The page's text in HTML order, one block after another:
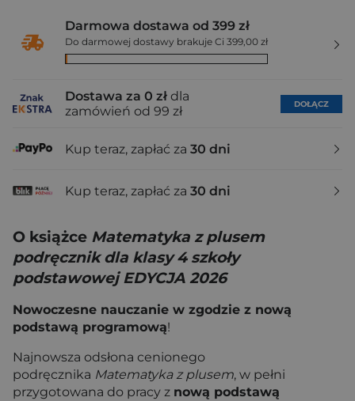
Darmowa dostawa od 399 zł
Do darmowej dostawy brakuje Ci 399,00 zł
Dostawa za 0 zł dla
zamówień od 99 zł
DOŁĄCZ
Kup teraz, zapłać za 30 dni
Kup teraz, zapłać za 30 dni
O książce Matematyka z plusem
podręcznik dla klasy 4 szkoły
podstawowej EDYCJA 2026
Nowoczesne nauczanie w zgodzie z nową
podstawą programową!
Najnowsza odsłona cenionego
podręcznika Matematyka z plusem, w pełni
przygotowana do pracy z nową podstawą